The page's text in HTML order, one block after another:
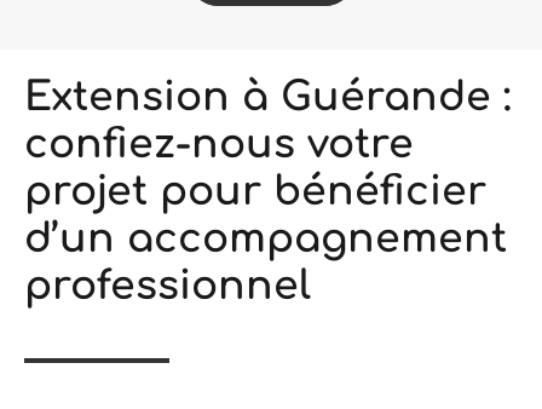
Extension à Guérande :
confiez-nous votre
projet pour bénéficier
d’un accompagnement
professionnel